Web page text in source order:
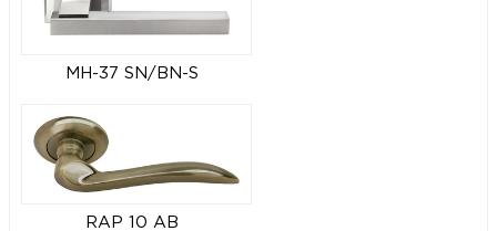
MH-37 SN/BN-S
RAP 10 AB